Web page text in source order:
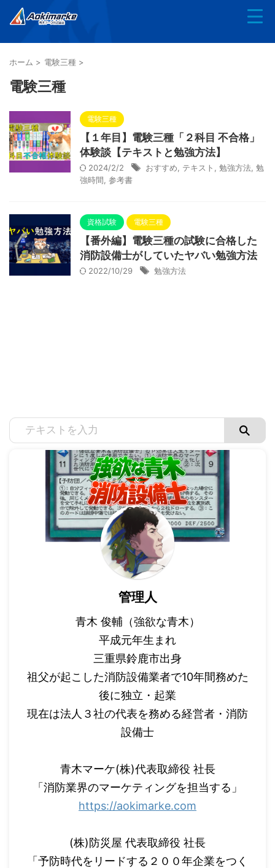
ホーム > 電験三種 >
電験三種
電験三種
【１年目】電験三種「２科目 不合格」
体験談【テキストと勉強方法】
2024/2/2 おすすめ テキスト 勉強方法 勉
強時間 参考書
資格試験 電験三種
【番外編】電験三種の試験に合格した
消防設備士がしていたヤバい勉強方法
2022/10/29 勉強方法
管理人
青木 俊輔（強欲な青木）
平成元年生まれ
三重県鈴鹿市出身
祖父が起こした消防設備業者で10年間務めた
後に独立・起業
現在は法人３社の代表を務める経営者・消防
設備士
青木マーケ(株)代表取締役 社長
「消防業界のマーケティングを担当する」
https://aokimarke.com
(株)防災屋 代表取締役 社長
「予防時代をリードする２００年企業をつく